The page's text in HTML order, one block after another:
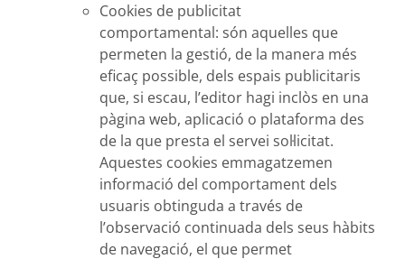
Cookies de publicitat
comportamental: són aquelles que
permeten la gestió, de la manera més
eficaç possible, dels espais publicitaris
que, si escau, l’editor hagi inclòs en una
pàgina web, aplicació o plataforma des
de la que presta el servei sol·licitat.
Aquestes cookies emmagatzemen
informació del comportament dels
usuaris obtinguda a través de
l’observació continuada dels seus hàbits
de navegació, el que permet